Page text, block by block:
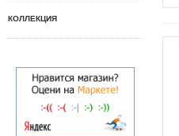
КОЛЛЕКЦИЯ